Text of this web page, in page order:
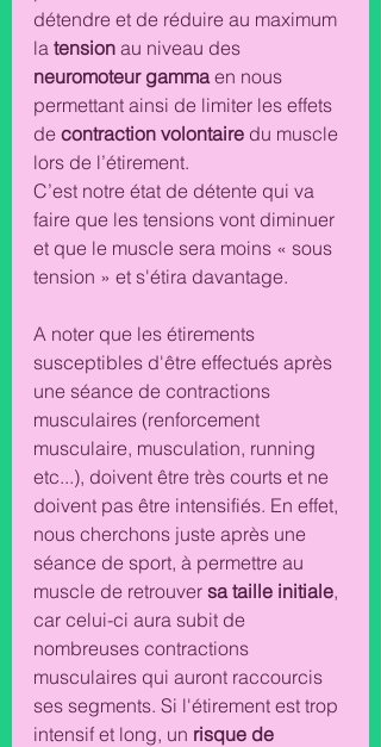
détendre et de réduire au maximum
la tension au niveau des
neuromoteur gamma en nous
permettant ainsi de limiter les effets
de contraction volontaire du muscle
lors de l’étirement.
C’est notre état de détente qui va
faire que les tensions vont diminuer
et que le muscle sera moins « sous
tension » et s'étira davantage.
A noter que les étirements
susceptibles d'être effectués après
une séance de contractions
musculaires (renforcement
musculaire, musculation, running
etc...), doivent être très courts et ne
doivent pas être intensifiés. En effet,
nous cherchons juste après une
séance de sport, à permettre au
muscle de retrouver sa taille initiale,
car celui-ci aura subit de
nombreuses contractions
musculaires qui auront raccourcis
ses segments. Si l'étirement est trop
intensif et long, un risque de